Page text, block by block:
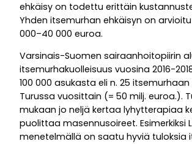
ehkäisy on todettu erittäin
Yhden itsemurhan ehkäisyn on
000–40 000 euroa.
Varsinais-Suomen sairaanhoitopiirin
itsemurhakuolleisuus vuosina 2016-
100 000 asukasta eli n. 25
Turussa vuosittain (= 50 milj. euroa.).
mukaan jo neljä kertaa lyhytterapiaa
puolittaa masennusoireet. Esimerkiksi
menetelmällä on saatu hyviä tuloksia